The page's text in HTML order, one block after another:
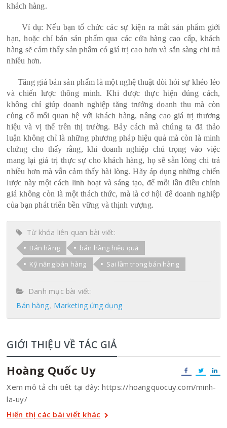
khách hàng.
Ví dụ: Nếu bạn tổ chức các sự kiện ra mắt sản phẩm giới
hạn, hoặc chỉ bán sản phẩm qua các cửa hàng cao cấp, khách
hàng sẽ cảm thấy sản phẩm có giá trị cao hơn và sẵn sàng chi trả
nhiều hơn.
Tăng giá bán sản phẩm là một nghệ thuật đòi hỏi sự khéo léo
và chiến lược thông minh. Khi được thực hiện đúng cách,
không chỉ giúp doanh nghiệp tăng trưởng doanh thu mà còn
củng cố mối quan hệ với khách hàng, nâng cao giá trị thương
hiệu và vị thế trên thị trường. Bảy cách mà chúng ta đã thảo
luận không chỉ là những phương pháp hiệu quả mà còn là minh
chứng cho thấy rằng, khi doanh nghiệp chú trọng vào việc
mang lại giá trị thực sự cho khách hàng, họ sẽ sẵn lòng chi trả
nhiều hơn mà vẫn cảm thấy hài lòng. Hãy áp dụng những chiến
lược này một cách linh hoạt và sáng tạo, để mỗi lần điều chỉnh
giá không còn là một thách thức, mà là cơ hội để doanh nghiệp
của bạn phát triển bền vững và thịnh vượng.
Từ khóa liên quan bài viết:
Bán hàng
bán hàng hiệu quả
Kỹ năng bán hàng
Sai lầm trong bán hàng
Danh mục bài viết:
Bán hàng Marketing ứng dụng
GIỚI THIỆU VỀ TÁC GIẢ
Hoàng Quốc Uy
Xem mô tả chi tiết tại đây: https://hoangquocuy.com/minh-
la-uy/
Hiển thị các bài viết khác